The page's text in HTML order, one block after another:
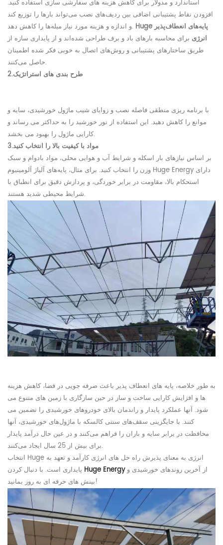
استاندارد و مدولار برای کاهش هزینه های سفارشی سازی استفاده کنید.
افزودن نقاط پشتیبانی اضافی بین ردیف‌های نصب می‌تواند بارها را توزیع کند
و اندازه و هزینه مورد نیاز میله‌ها را کاهش دهد. Hugeپایه‌های انعطاف‌پذیر
انرژی برای محاسبه بارهای باد و برف طراحی شده‌اند و از پایداری سازه از
طریق ساختارهای پشتیبانی و روش‌های اتصال به خوبی فکر شده اطمینان
حاصل می‌کنند.
2.طرح بندی های استراتژیک
با برنامه ریزی منطقی فاصله نصب و زوایای شیب ماژول خورشیدی، سایه و
موانع را کاهش دهید. این استفاده از نور خورشید را به حداکثر می رساند و
کارایی ماژول را بهبود می بخشد.
3.مواد با کیفیت بالا را انتخاب کنید
بر اساس نیازهای بار اسکله و شرایط آب و هوایی محلی، مواد بادوام و سبک
Huge Energy دارای
استحکام بالا، مقاومت در برابر خوردگی، و پردازش دقیق برای انطباق با
شرایط محیطی شدید هستند.
به طور خلاصه، پایه های انعطاف پذیر باعث صرفه جویی در فضا، کاهش هزینه
ها و افزایش کارایی ساخت و ساز در حین سازگاری با زمین های متنوع می
شود. آنها عملکرد پایدار و راندمان بالای خودروهای خورشیدی را تضمین می
کنند. با جایگزینی سقف‌های سنتی کالسکه با ماژول‌های خورشیدی، آنها
محافظت در برابر سایه و باران را فراهم می‌کنند و در عین حال درآمد پایدار
برای بیش از 25 سال ایجاد می‌کنند.
Huge انرژی به معنای پذیرش راه حل های انرژی کارآمد و تعهد به
Huge Energyاز آخرین روندهای خورشیدی و
بینش های حرفه ای به روز بمانید!